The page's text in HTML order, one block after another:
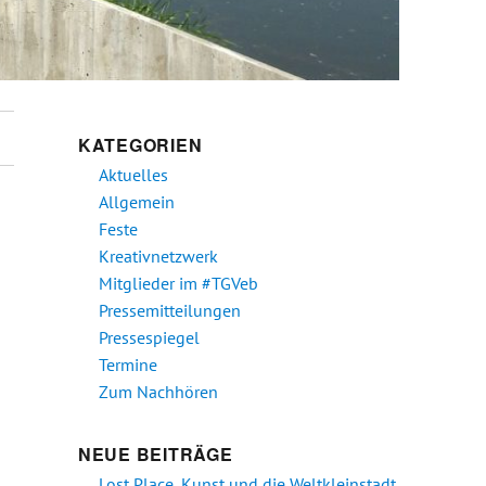
KATEGORIEN
Aktuelles
Allgemein
Feste
Kreativnetzwerk
Mitglieder im #TGVeb
Pressemitteilungen
Pressespiegel
Termine
Zum Nachhören
NEUE BEITRÄGE